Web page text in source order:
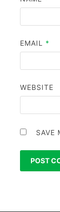
EMAIL *
WEBSITE
SAVE